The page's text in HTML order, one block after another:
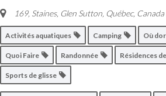
169, Staines, Glen Sutton Québec, Canada
Activités aquatiques Camping Où
Quoi Faire Randonnée Résidences
Sports de glisse